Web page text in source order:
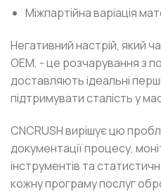
Міжпартійна варіація
Негативний настрій, який
OEM, - це розчарування з
доставляють ідеальні
підтримувати сталість у
CNCRUSH вирішує цю
документації процесу,
інструментів та
кожну програму послуг